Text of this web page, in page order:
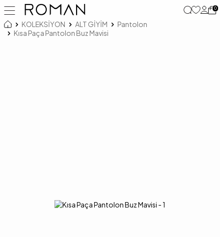
0
KOLEKSİYON ALT GİYİM
Pantolon
Kısa Paça Pantolon Buz Mavisi